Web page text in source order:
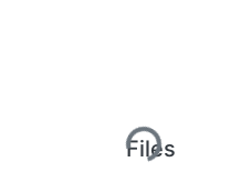
Loading...
Files